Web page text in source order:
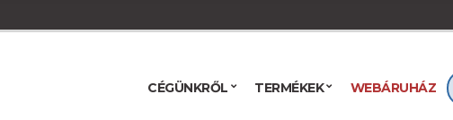
CÉGÜNKRŐL TERMÉKEK WEBÁRUHÁZ